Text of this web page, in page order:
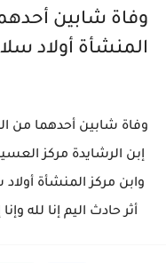
وفاة شابين
المنشأة أولاد
وفاة شابين أحدهما من
إبن الرشايدة مركز
وابن مركز المنشأة
أثر حادث اليم إنا لله